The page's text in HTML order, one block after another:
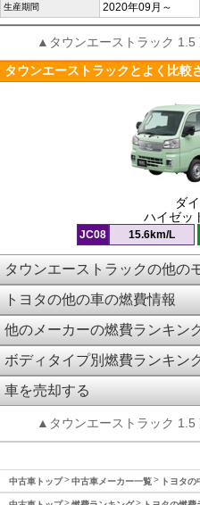
生産期間 2020年09月～
▲タウンエーストラック 1.5
タウンエーストラックとよく比較
ダ
ハイゼッ
JC08 15.6km/L
タウンエーストラックの他の
トヨタの他の車の燃費情報
他のメーカーの燃費ランキン
ボディタイプ別燃費ランキン
車を売却する
▲タウンエーストラック 1.5
中古車トップ 中古車メーカー一覧 トヨタの